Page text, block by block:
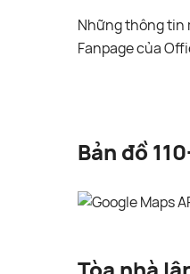
Những thông tin
Fanpage của
Bản đồ